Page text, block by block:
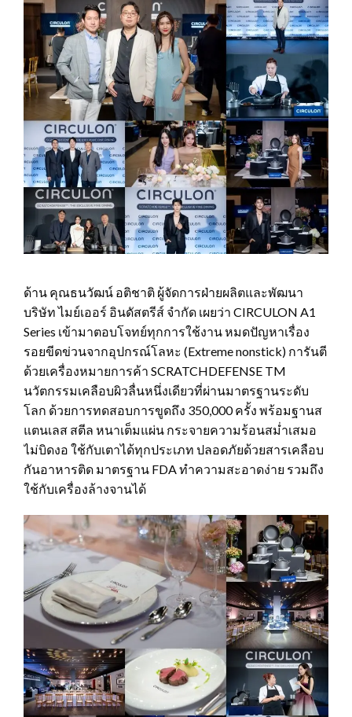
ด้าน คุณธนวัฒน์ อติชาติ ผู้จัดการฝ่ายผลิตและพัฒนา
บริษัท ไมย์เออร์ อินดัสตรีส์ จำกัด เผยว่า CIRCULON A1
Series เข้ามาตอบโจทย์ทุกการใช้งาน หมดปัญหาเรื่อง
รอยขีดข่วนจากอุปกรณ์โลหะ (Extreme nonstick) การันตี
ด้วยเครื่องหมายการค้า SCRATCHDEFENSE TM
นวัตกรรมเคลือบผิวลื่นหนึ่งเดียวที่ผ่านมาตรฐานระดับ
โลก ด้วยการทดสอบการขูดถึง 350,000 ครั้ง พร้อมฐานส
แตนเลส สตีล หนาเต็มแผ่น กระจายความร้อนสม่ำเสมอ
ไม่บิดงอ ใช้กับเตาได้ทุกประเภท ปลอดภัยด้วยสารเคลือบ
กันอาหารติด มาตรฐาน FDA ทำความสะอาดง่าย รวมถึง
ใช้กับเครื่องล้างจานได้